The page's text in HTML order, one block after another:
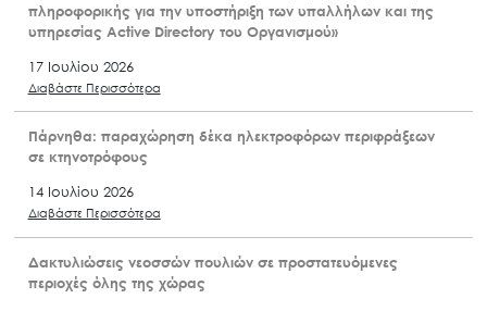
πληροφορικής για την υποστήριξη των υπαλλήλων και της
υπηρεσίας Active Directory του Οργανισμού»
17 Ιουλίου 2026
Διαβάστε Περισσότερα
Πάρνηθα: παραχώρηση δέκα ηλεκτροφόρων περιφράξεων
σε κτηνοτρόφους
14 Ιουλίου 2026
Διαβάστε Περισσότερα
Δακτυλιώσεις νεοσσών πουλιών σε προστατευόμενες
περιοχές όλης της χώρας